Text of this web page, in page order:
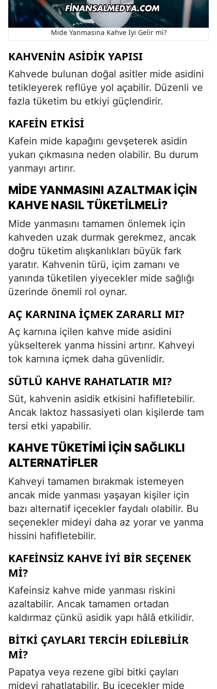
Mide Yanmasına Kahve İyi Gelir mi?
KAHVENIN ASIDIK YAPISI
Kahvede bulunan doğal asitler mide asidini
tetikleyerek reflüye yol açabilir. Düzenli ve
fazla tüketim bu etkiyi güçlendirir.
KAFEIN ETKISI
Kafein mide kapağını gevşeterek asidin
yukarı çıkmasına neden olabilir. Bu durum
yanmayı artırır.
MIDE YANMASINI AZALTMAK İÇIN
KAHVE NASIL TÜKETILMELI?
Mide yanmasını tamamen önlemek için
kahveden uzak durmak gerekmez, ancak
doğru tüketim alışkanlıkları büyük fark
yaratır. Kahvenin türü, içim zamanı ve
yanında tüketilen yiyecekler mide sağlığı
üzerinde önemli rol oynar.
AÇ KARNINA İÇMEK ZARARLI MI?
Aç karnına içilen kahve mide asidini
yükselterek yanma hissini artırır. Kahveyi
tok karnına içmek daha güvenlidir.
SÜTLÜ KAHVE RAHATLATIR MI?
Süt, kahvenin asidik etkisini hafifletebilir.
Ancak laktoz hassasiyeti olan kişilerde tam
tersi etki yapabilir.
KAHVE TÜKETIMI İÇIN SAĞLIKLI
ALTERNATIFLER
Kahveyi tamamen bırakmak istemeyen
ancak mide yanması yaşayan kişiler için
bazı alternatif içecekler faydalı olabilir. Bu
seçenekler mideyi daha az yorar ve yanma
hissini hafifletebilir.
KAFEINSIZ KAHVE İYI BIR SEÇENEK
MI?
Kafeinsiz kahve mide yanması riskini
azaltabilir. Ancak tamamen ortadan
kaldırmaz çünkü asidik yapı hâlâ etkilidir.
BITKI ÇAYLARI TERCIH EDILEBILIR
MI?
Papatya veya rezene gibi bitki çayları
mideyi rahatlatabilir. Bu içecekler mide